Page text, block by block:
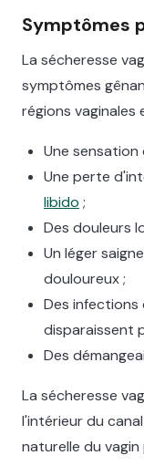
Symptômes
La sécheresse
symptômes
régions vaginales
Une sensation
Une perte
libido ;
Des douleurs
Un léger
douloureux ;
Des infections
disparaissent
Des
La sécheresse
l'intérieur du
naturelle du